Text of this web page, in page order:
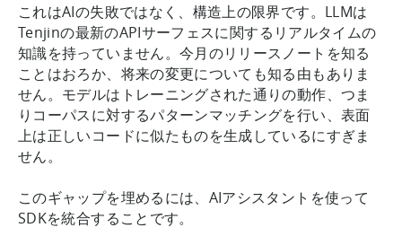
これはAIの失敗ではなく、構造上の限界です。LLMは
Tenjinの最新のAPIサーフェスに関するリアルタイムの
知識を持っていません。今月のリリースノートを知る
ことはおろか、将来の変更についても知る由もありま
せん。モデルはトレーニングされた通りの動作、つま
りコーパスに対するパターンマッチングを行い、表面
上は正しいコードに似たものを生成しているにすぎま
せん。
このギャップを埋めるには、AIアシスタントを使って
SDKを統合することです。